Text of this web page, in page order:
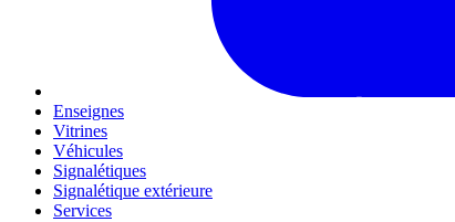
Enseignes
Vitrines
Véhicules
Signalétiques
Signalétique extérieure
Services